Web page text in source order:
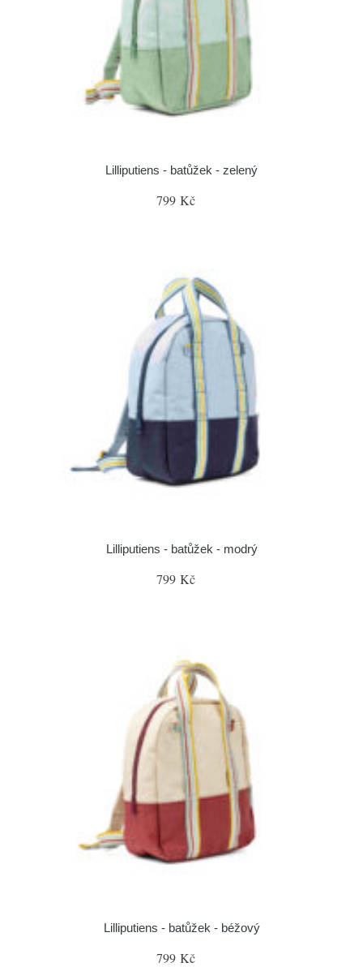
Lilliputiens - batůžek - zelený
799 Kč
Lilliputiens - batůžek - modrý
799 Kč
Lilliputiens - batůžek - béžový
799 Kč